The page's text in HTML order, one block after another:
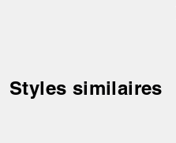
Styles similaires